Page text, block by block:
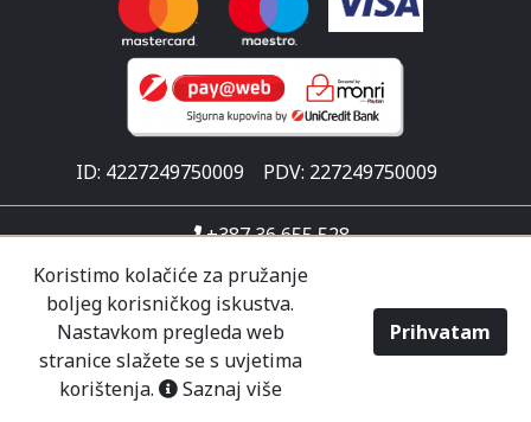
Koristimo kolačiće za pružanje
boljeg korisničkog iskustva.
Nastavkom pregleda web
stranice slažete se s uvjetima
korištenja.
Saznaj više
Prihvatam
ID: 4227249750009 PDV: 227249750009
+387 36 655 528
info@malisicshop.ba
Put za Ljubuški 1
Pon-sub 07:30 - 21:00